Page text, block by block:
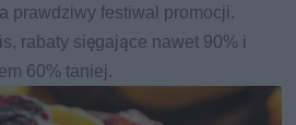
prawdziwy festiwal promocji.
rabaty sięgające nawet 90% i
60% taniej.